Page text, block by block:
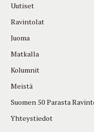
Uutiset
Ravintolat
Juoma
Matkalla
Kolumnit
Meistä
Suomen 50 Parasta
Yhteystiedot